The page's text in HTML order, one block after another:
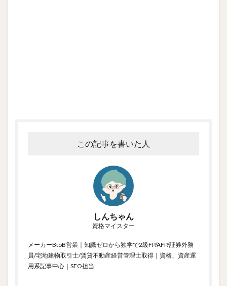
この記事を書いた人
しんちゃん
資格マイスター
メーカーBtoB営業｜知識ゼロから独学で2級FP/AFP/証券外務
員/宅地建物取引士/賃貸不動産経営管理士取得｜資格、資産運
用系記事中心｜SEO担当